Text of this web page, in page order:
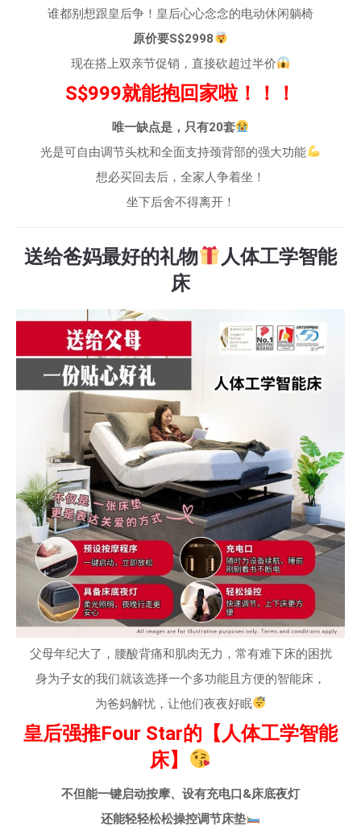
谁都别想跟皇后争！皇后心心念念的电动休闲躺椅
原价要S$2998
现在搭上双亲节促销，直接砍超过半价
S$999就能抱回家啦！！！
唯一缺点是，只有20套
光是可自由调节头枕和全面支持颈背部的强大功能
想必买回去后，全家人争着坐！
坐下后舍不得离开！
送给爸妈最好的礼物
人体工学智能
床
父母年纪大了，腰酸背痛和肌肉无力，常有难下床的困扰
身为子女的我们就该选择一个多功能且方便的智能床，
为爸妈解忧，让他们夜夜好眠
皇后强推Four Star的【人体工学智能
床】
不但能一键启动按摩、设有充电口&床底夜灯
还能轻轻松松操控调节床垫